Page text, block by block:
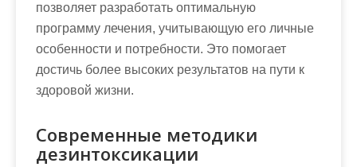
позволяет разработать оптимальную
программу лечения, учитывающую его личные
особенности и потребности. Это помогает
достичь более высоких результатов на пути к
здоровой жизни.
Современные методики
дезинтоксикации